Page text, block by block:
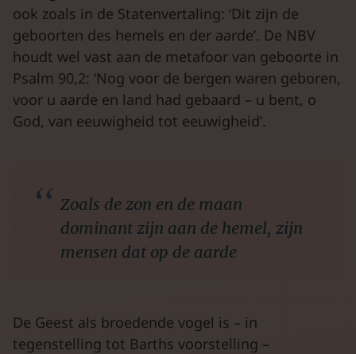
ook zoals in de Statenvertaling: ‘Dit zijn de
geboorten des hemels en der aarde’. De NBV
houdt wel vast aan de metafoor van geboorte in
Psalm 90,2: ‘Nog voor de bergen waren geboren,
voor u aarde en land had gebaard – u bent, o
God, van eeuwigheid tot eeuwigheid’.
Zoals de zon en de maan
dominant zijn aan de hemel, zijn
mensen dat op de aarde
De Geest als broedende vogel is – in
tegenstelling tot Barths voorstelling –